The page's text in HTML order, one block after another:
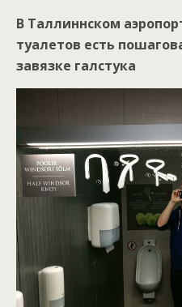
В Таллиннском
туалетов есть
завязке галстука